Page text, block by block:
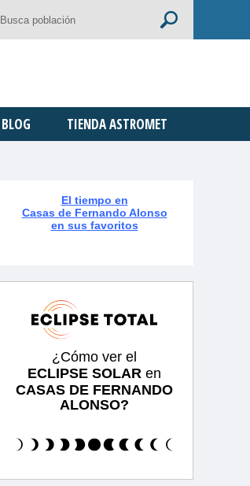
BLOG TIENDA ASTROMET
El tiempo en
Casas de Fernando Alonso
en sus favoritos
¿Cómo ver el
ECLIPSE SOLAR en
CASAS DE FERNANDO
ALONSO?